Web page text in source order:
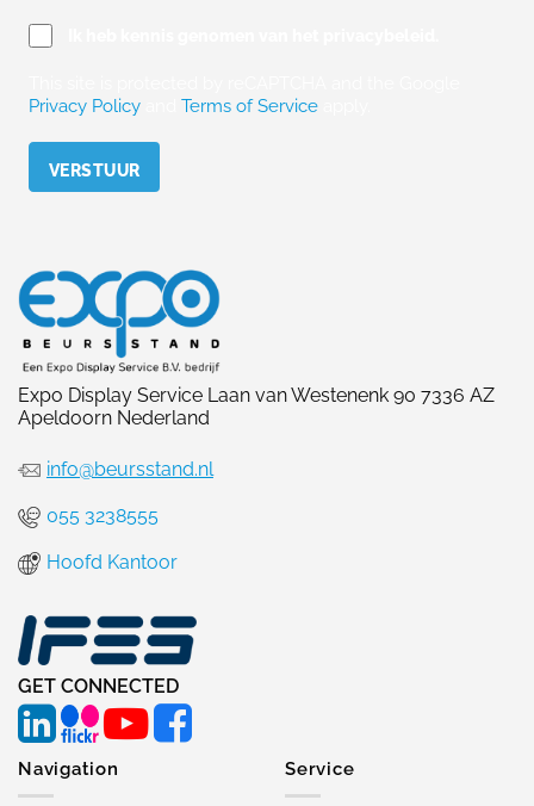
Privacy Policy
Terms of Service
Expo Display Service Laan van Westenenk 90 7336 AZ
Apeldoorn Nederland
info@beursstand.nl
055 3238555
Hoofd Kantoor
GET CONNECTED
Navigation Service